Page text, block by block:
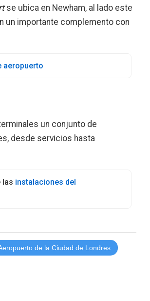
se ubica en Newham, al lado este
un importante complemento con
aeropuerto
un conjunto de
desde servicios hasta
las instalaciones del
de la Ciudad de Londres